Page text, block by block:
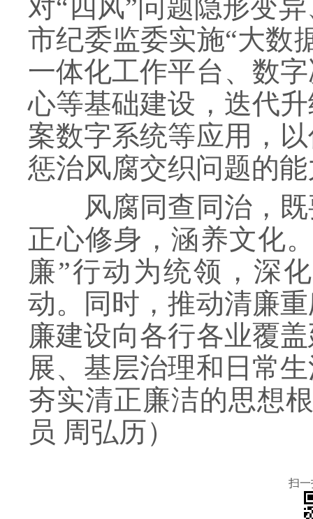
对“四风”问题隐形变
市纪委监委实施“大数
一体化工作平台、数
心等基础建设，迭代
案数字系统等应用，
惩治风腐交织问题的
风腐同查同治，既
正心修身，涵养文化
廉”行动为统领，深
动。同时，推动清廉
廉建设向各行各业覆
展、基层治理和日常
夯实清正廉洁的思想
员 周弘历）
扫